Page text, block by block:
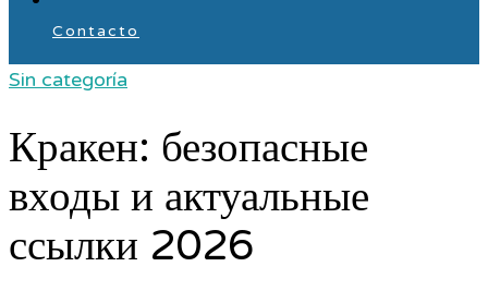
Contacto
Sin categoría
Кракен: безопасные
входы и актуальные
ссылки 2026